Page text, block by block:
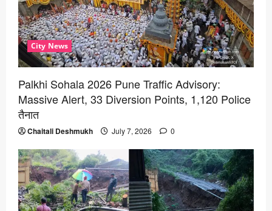
City News
Palkhi Sohala 2026 Pune Traffic Advisory:
Massive Alert, 33 Diversion Points, 1,120 Police
तैनात
Chaitali Deshmukh July 7, 2026 0